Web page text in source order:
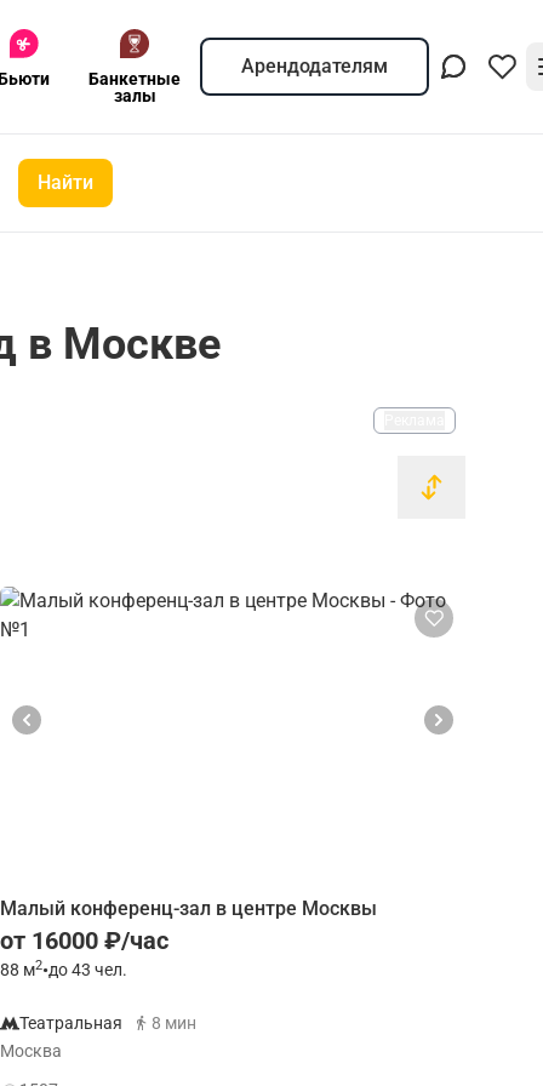
Банкетные
залы
Арендодателям
Найти
в Москве
Малый конференц-зал в центре Москвы
от 16000 ₽/час
88 м2•до 43 чел.
Театральная
8 мин
Москва